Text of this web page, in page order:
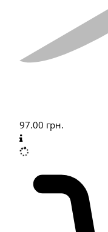
97.00 грн.